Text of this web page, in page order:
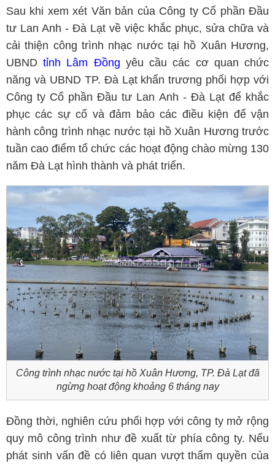
Sau khi xem xét Văn bản của Công ty Cổ phần Đầu
tư Lan Anh - Đà Lạt về việc khắc phục, sửa chữa và
cải thiện công trình nhạc nước tại hồ Xuân Hương,
UBNDtỉnh Lâm Đồng yêu cầu các cơ quan chức
năng và UBND TP. Đà Lạt khẩn trương phối hợp với
Công ty Cổ phần Đầu tư Lan Anh - Đà Lạt để khắc
phục các sự cố và đảm bảo các điều kiện để vận
hành công trình nhạc nước tại hồ Xuân Hương trước
tuần cao điểm tổ chức các hoạt động chào mừng 130
năm Đà Lạt hình thành và phát triển.
Công trình nhạc nước tại hồ Xuân Hương, TP. Đà Lạt đã
ngừng hoạt động khoảng 6 tháng nay
Đồng thời, nghiên cứu phối hợp với công ty mở rộng
quy mô công trình như đề xuất từ phía công ty. Nếu
phát sinh vấn đề có liên quan vượt thẩm quyền của